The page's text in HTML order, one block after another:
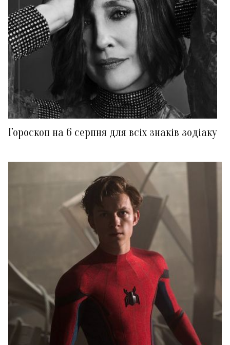
Гороскоп на 6 серпня для всіх знаків зодіаку